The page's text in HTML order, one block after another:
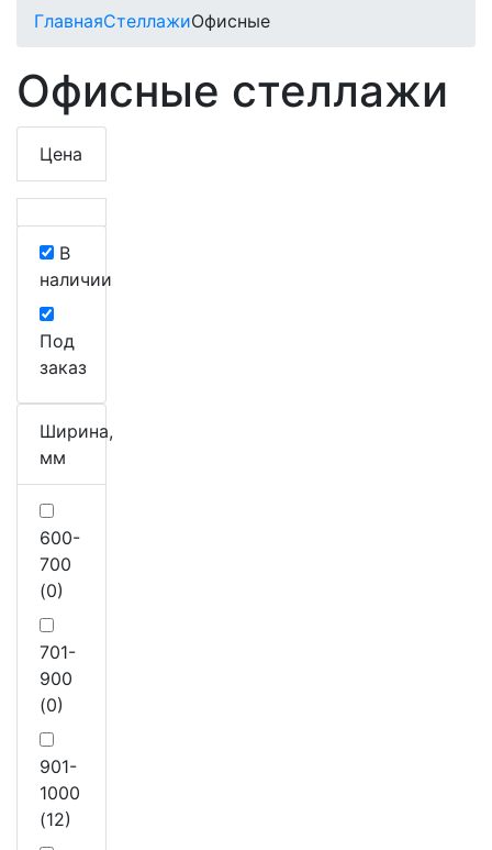
ГлавнаяСтеллажиОфисные
Офисные стеллажи
Цена
В
наличии
Под
заказ
Ширина,
мм
600-
700
(0)
701-
900
(0)
901-
1000
(12)